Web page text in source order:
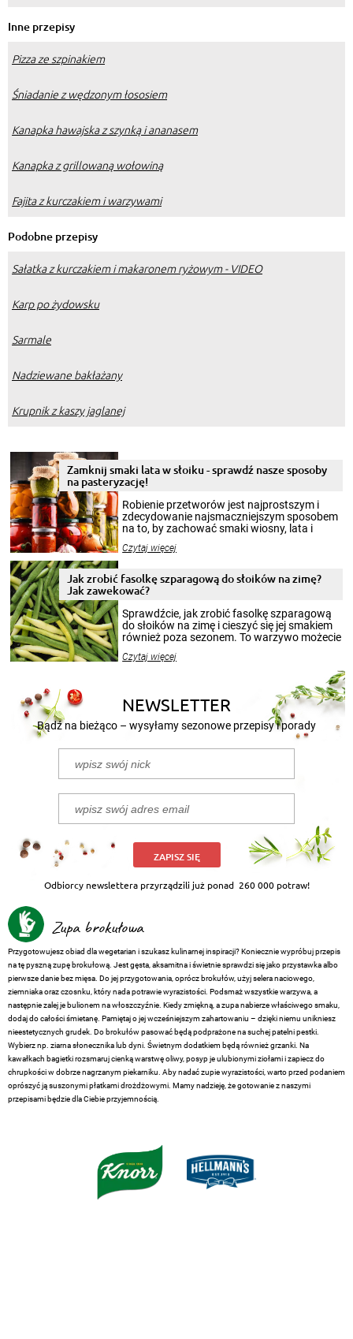
Inne przepisy
Pizza ze szpinakiem
Śniadanie z wędzonym łososiem
Kanapka hawajska z szynką i ananasem
Kanapka z grillowaną wołowiną
Fajita z kurczakiem i warzywami
Podobne przepisy
Sałatka z kurczakiem i makaronem ryżowym - VIDEO
Karp po żydowsku
Sarmale
Nadziewane bakłażany
Krupnik z kaszy jaglanej
Zamknij smaki lata w słoiku - sprawdź nasze sposoby
na pasteryzację!
Robienie przetworów jest najprostszym i
zdecydowanie najsmaczniejszym sposobem
na to, by zachować smaki wiosny, lata i
krajobrazów, by cieszyć nimi oko w sezonie
pełni poczuć atmosferę cieplejszych
miesięcy. Przygotowanie słoików ze
patenty, które pozwolą zachować świeżość
przetworów.
Czytaj więcej
Jak zrobić fasolkę szparagową do słoików na zimę?
Jak zawekować?
Sprawdźcie, jak zrobić fasolkę szparagową
do słoików na zimę i cieszyć się jej smakiem
również poza sezonem. To warzywo możecie
nasze propozycje!
Czytaj więcej
NEWSLETTER
Bądź na bieżąco – wysyłamy sezonowe przepisy i porady
ZAPISZ SIĘ
Odbiorcy newslettera przyrządzili już ponad 260 000 potraw!
Zupa brokułowa
Przygotowujesz obiad dla wegetarian i szukasz kulinarnej inspiracji? Koniecznie wypróbuj przepis
na tę pyszną zupę brokułową. Jest gęsta, aksamitna i świetnie sprawdzi się jako przystawka albo
pierwsze danie bez mięsa. Do jej przygotowania, oprócz brokułów, użyj selera naciowego,
ziemniaka oraz czosnku, który nada potrawie wyrazistości. Podsmaż wszystkie warzywa, a
następnie zalej je bulionem na włoszczyźnie. Kiedy zmiękną, a zupa nabierze właściwego smaku,
dodaj do całości śmietanę. Pamiętaj o jej wcześniejszym zahartowaniu – dzięki niemu unikniesz
nieestetycznych grudek. Do brokułów pasować będą podprażone na suchej patelni pestki.
Wybierz np. ziarna słonecznika lub dyni. Świetnym dodatkiem będą również grzanki. Na
kawałkach bagietki rozsmaruj cienką warstwę oliwy, posyp je ulubionymi ziołami i zapiecz do
chrupkości w dobrze nagrzanym piekarniku. Aby nadać zupie wyrazistości, warto przed podaniem
oprószyć ją suszonymi płatkami drożdżowymi. Mamy nadzieję, że gotowanie z naszymi
przepisami będzie dla Ciebie przyjemnością.